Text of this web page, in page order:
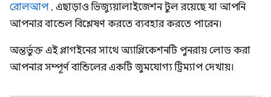
রোলআপ, এছাড়াও ভিজ্যুয়ালাইজেশন টুল রয়েছে যা আপনি
আপনার বান্ডেল বিশ্লেষণ করতে ব্যবহার করতে পারেন।
অন্তর্ভুক্ত এই প্লাগইনের সাথে অ্যাপ্লিকেশনটি পুনরায় লোড করা
আপনার সম্পূর্ণ বান্ডিলের একটি জুমযোগ্য ট্রিম্যাপ দেখায়।